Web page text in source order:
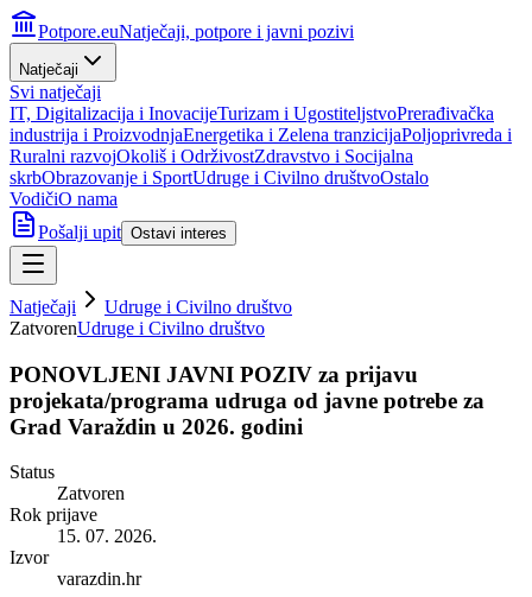
Potpore.euNatječaji, potpore i javni pozivi
Natječaji
Svi natječaji
IT, Digitalizacija i InovacijeTurizam i UgostiteljstvoPrerađivačka
industrija i ProizvodnjaEnergetika i Zelena tranzicijaPoljoprivreda i
Ruralni razvojOkoliš i OdrživostZdravstvo i Socijalna
skrbObrazovanje i SportUdruge i Civilno društvoOstalo
VodičiO nama
Pošalji upit Ostavi interes
Natječaji
Udruge i Civilno društvo
ZatvorenUdruge i Civilno društvo
PONOVLJENI JAVNI POZIV za prijavu
projekata/programa udruga od javne potrebe za
Grad Varaždin u 2026. godini
Status
Zatvoren
Rok prijave
15. 07. 2026.
Izvor
varazdin.hr